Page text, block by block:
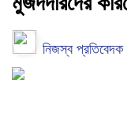
নিজস্ব প্রতিবেদক